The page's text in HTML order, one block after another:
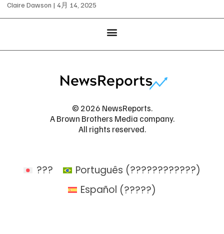
Claire Dawson 4月 14, 2025
© 2026 NewsReports.
A Brown Brothers Media company.
All rights reserved.
??? Português (????????????)
Español (?????)